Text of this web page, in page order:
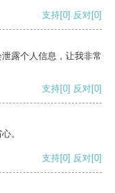
支持[0] 反对[0]
露个人信息，让我非常
支持[0] 反对[0]
。
支持[0] 反对[0]